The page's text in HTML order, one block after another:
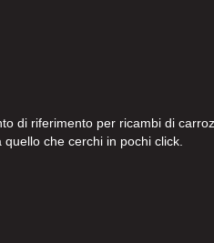
di riferimento per ricambi di
che cerchi in pochi click.